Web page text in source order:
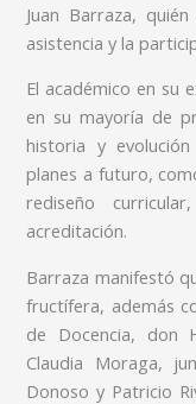
Juan Barraza,
asistencia y la
El académico en su
en su mayoría de
historia y
planes a futuro,
rediseño
acreditación.
Barraza manifestó
fructífera, además
de Docencia, don
Claudia Moraga,
Donoso y Patricio